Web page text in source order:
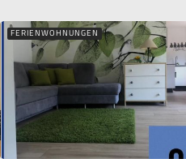
FERIENWOHNUNGEN